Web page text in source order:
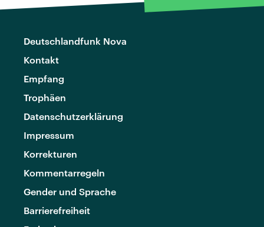
Deutschlandfunk Nova
Kontakt
Empfang
Trophäen
Datenschutzerklärung
Impressum
Korrekturen
Kommentarregeln
Gender und Sprache
Barrierefreiheit